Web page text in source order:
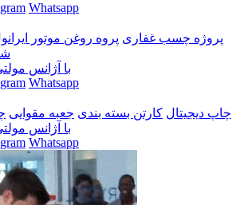
Whatsapp
پروژه چسب غفاری پروه روغن موتور
با آژانس
Whatsapp
چاپ دیجیتال کارتن بسته بندی جعبه مقوایی
با آژانس
Whatsapp